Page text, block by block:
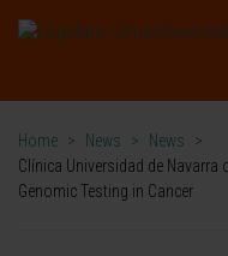
Home > News > News
>
Clínica Universidad de
Genomic Testing in Cancer